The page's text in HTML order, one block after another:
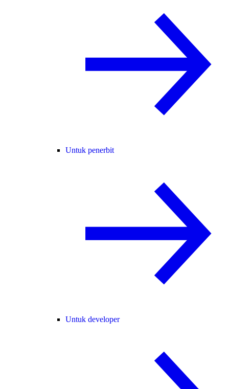
Untuk penerbit
Untuk developer